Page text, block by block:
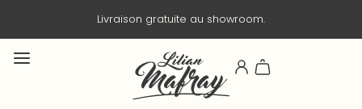
Livraison gratuite au showroom.